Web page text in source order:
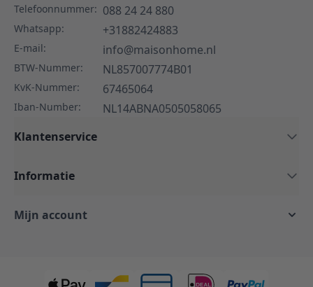
Telefoonnummer: 088 24 24 880
Whatsapp: +31882424883
E-mail: info@maisonhome.nl
BTW-Nummer: NL857007774B01
KvK-Nummer: 67465064
Iban-Number:
NL14ABNA0505058065
Klantenservice
Informatie
Mijn account